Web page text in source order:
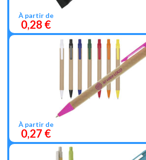
À partir de
0,28 €
À partir de
0,27 €